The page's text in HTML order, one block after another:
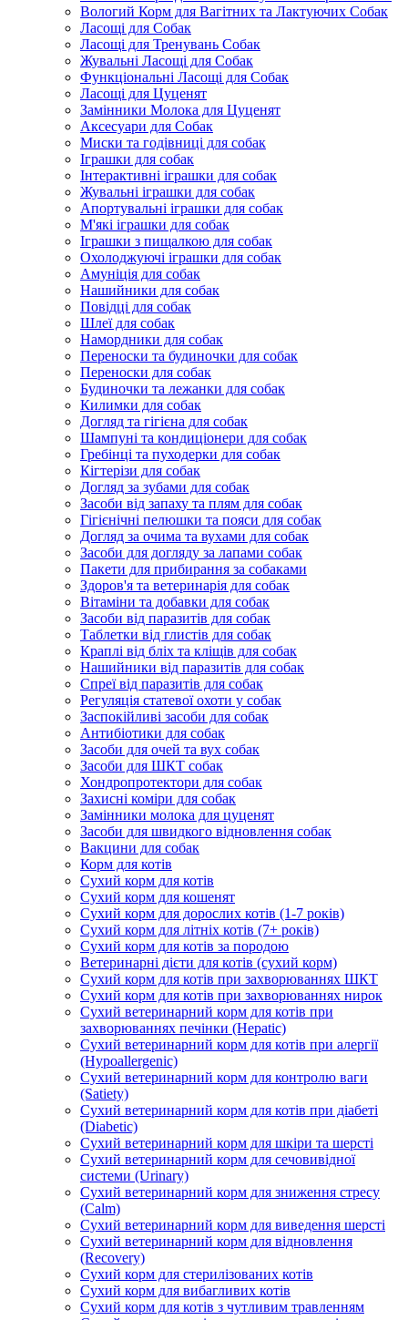
Вологий Корм для Вагітних та Лактуючих Собак
Ласощі для Собак
Ласощі для Тренувань Собак
Жувальні Ласощі для Собак
Функціональні Ласощі для Собак
Ласощі для Цуценят
Замінники Молока для Цуценят
Аксесуари для Собак
Миски та годівниці для собак
Іграшки для собак
Інтерактивні іграшки для собак
Жувальні іграшки для собак
Апортувальні іграшки для собак
М'які іграшки для собак
Іграшки з пищалкою для собак
Охолоджуючі іграшки для собак
Амуніція для собак
Нашийники для собак
Повідці для собак
Шлеї для собак
Намордники для собак
Переноски та будиночки для собак
Переноски для собак
Будиночки та лежанки для собак
Килимки для собак
Догляд та гігієна для собак
Шампуні та кондиціонери для собак
Гребінці та пуходерки для собак
Кігтерізи для собак
Догляд за зубами для собак
Засоби від запаху та плям для собак
Гігієнічні пелюшки та пояси для собак
Догляд за очима та вухами для собак
Засоби для догляду за лапами собак
Пакети для прибирання за собаками
Здоров'я та ветеринарія для собак
Вітаміни та добавки для собак
Засоби від паразитів для собак
Таблетки від глистів для собак
Краплі від бліх та кліщів для собак
Нашийники від паразитів для собак
Спреї від паразитів для собак
Регуляція статевої охоти у собак
Заспокійливі засоби для собак
Антибіотики для собак
Засоби для очей та вух собак
Засоби для ШКТ собак
Хондропротектори для собак
Захисні коміри для собак
Замінники молока для цуценят
Засоби для швидкого відновлення собак
Вакцини для собак
Корм для котів
Сухий корм для котів
Сухий корм для кошенят
Сухий корм для дорослих котів (1-7 років)
Сухий корм для літніх котів (7+ років)
Сухий корм для котів за породою
Ветеринарні дієти для котів (сухий корм)
Сухий корм для котів при захворюваннях ШКТ
Сухий корм для котів при захворюваннях нирок
Сухий ветеринарний корм для котів при
захворюваннях печінки (Hepatic)
Сухий ветеринарний корм для котів при алергії
(Hypoallergenic)
Сухий ветеринарний корм для контролю ваги
(Satiety)
Сухий ветеринарний корм для котів при діабеті
(Diabetic)
Сухий ветеринарний корм для шкіри та шерсті
Сухий ветеринарний корм для сечовивідної
системи (Urinary)
Сухий ветеринарний корм для зниження стресу
(Calm)
Сухий ветеринарний корм для виведення шерсті
Сухий ветеринарний корм для відновлення
(Recovery)
Сухий корм для стерилізованих котів
Сухий корм для вибагливих котів
Сухий корм для котів з чутливим травленням